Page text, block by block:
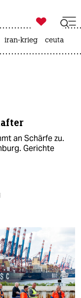

taz zahl ich
iran-krieg ceuta
an Schärfe zu.
Gerichte